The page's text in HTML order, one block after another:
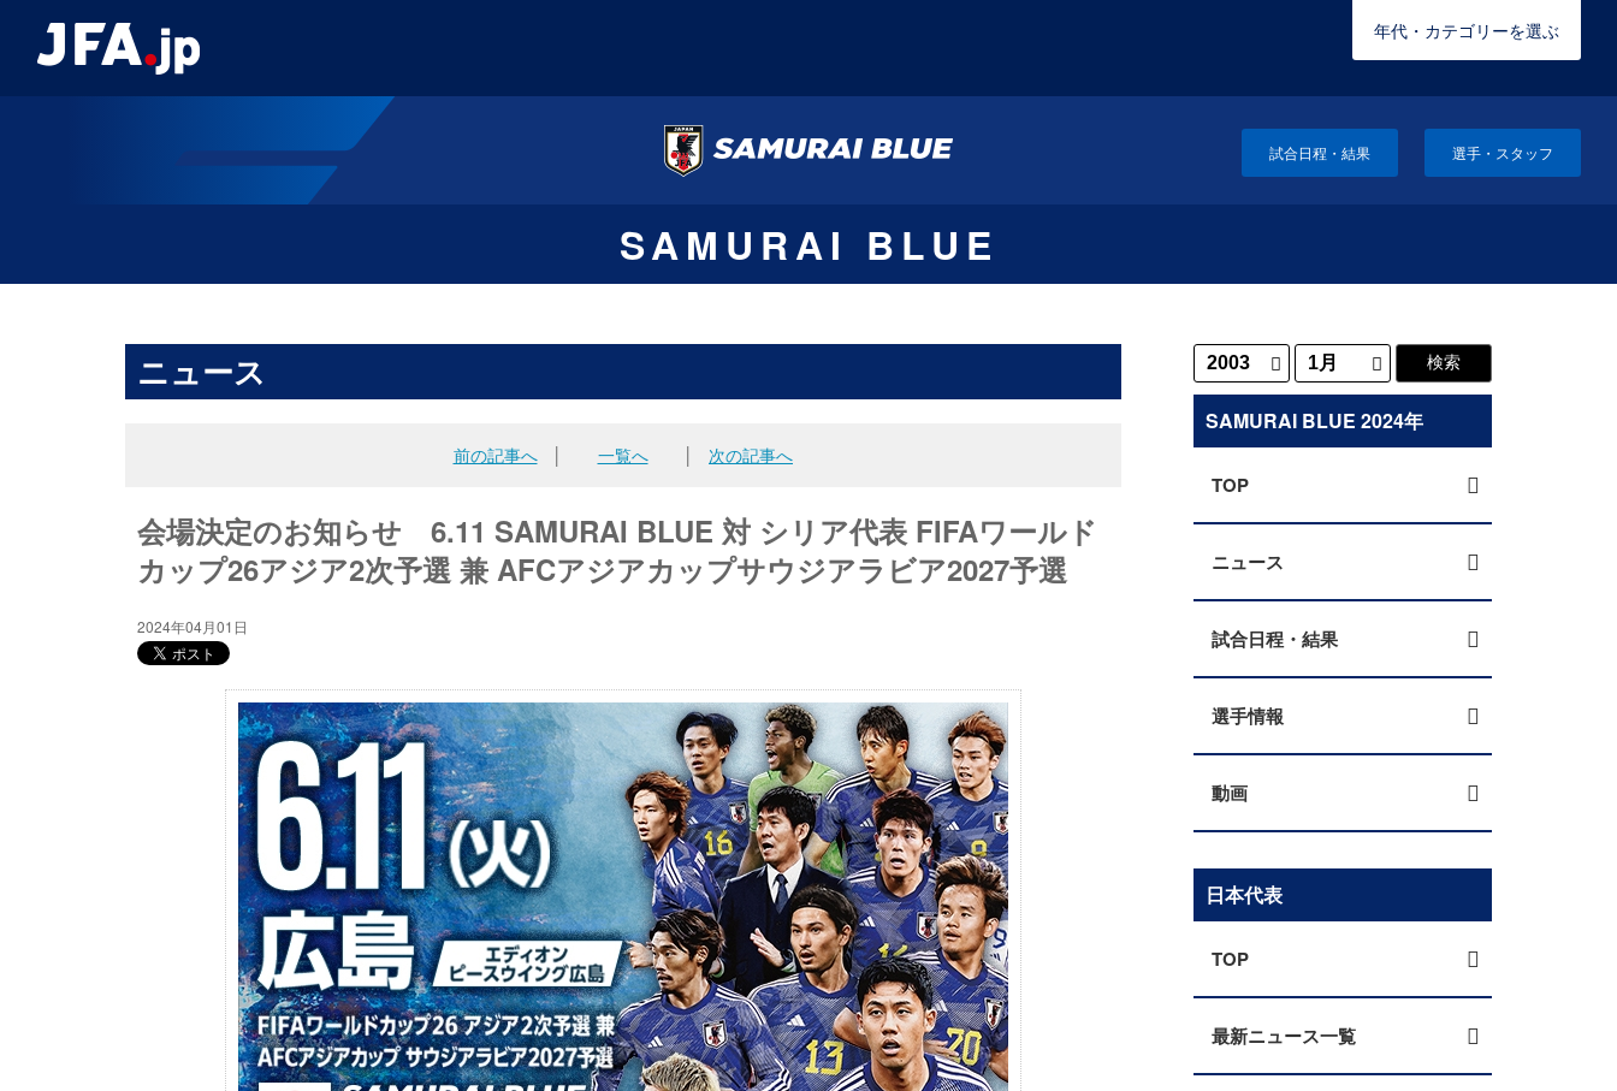
年代・カテゴリーを選ぶ
試合日程・結果 選手・スタッフ
SAMURAI BLUE
ニュース
前の記事へ│ 一覧へ 次の記事へ
会場決定のお知らせ 6.11 SAMURAI BLUE 対 シリア代表 FIFAワールド
カップ26アジア2次予選 兼 AFCアジアカップサウジアラビア2027予選
2024年04月01日
SAMURAI BLUE 2024年
TOP
ニュース
試合日程・結果
選手情報
動画
日本代表
TOP
最新ニュース一覧